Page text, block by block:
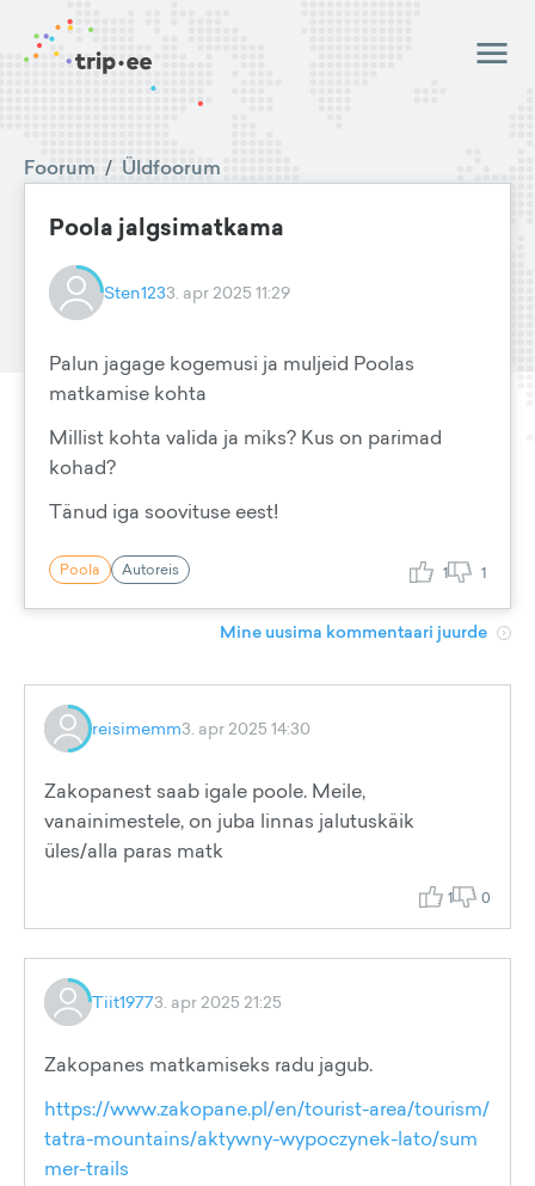
Foorum / Üldfoorum
Poola jalgsimatkama
Sten1233. apr 2025 11:29
Palun jagage kogemusi ja muljeid Poolas
matkamise kohta
Millist kohta valida ja miks? Kus on parimad
kohad?
Tänud iga soovituse eest!
Poola Autoreis 1 1
Mine uusima kommentaari juurde
reisimemm3. apr 2025 14:30
Zakopanest saab igale poole. Meile,
vanainimestele, on juba linnas jalutuskäik
üles/alla paras matk
1 0
Tiit19773. apr 2025 21:25
Zakopanes matkamiseks radu jagub.
https://www.zakopane.pl/en/tourist-area/tourism/
tatra-mountains/aktywny-wypoczynek-lato/sum
mer-trails